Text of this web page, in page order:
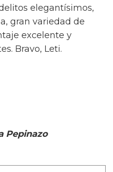
elegantísimos,
gran variedad de
excelente y
Bravo, Leti.
Pepinazo